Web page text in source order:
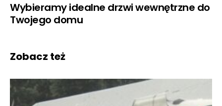
Wybieramy idealne drzwi wewnętrzne do
Twojego domu
Zobacz też